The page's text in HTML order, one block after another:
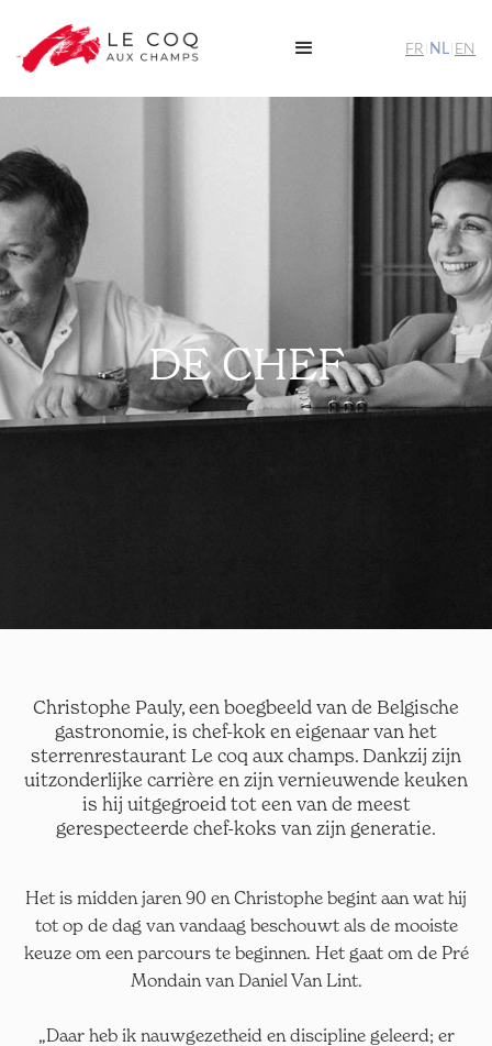
FR NL EN
DE CHEF
Christophe Pauly, een boegbeeld van de Belgische
gastronomie, is chef-kok en eigenaar van het
sterrenrestaurant Le coq aux champs. Dankzij zijn
uitzonderlijke carrière en zijn vernieuwende keuken
is hij uitgegroeid tot een van de meest
gerespecteerde chef-koks van zijn generatie.
Het is midden jaren 90 en Christophe begint aan wat hij
tot op de dag van vandaag beschouwt als de mooiste
keuze om een parcours te beginnen. Het gaat om de Pré
Mondain van Daniel Van Lint.
„Daar heb ik nauwgezetheid en discipline geleerd; er